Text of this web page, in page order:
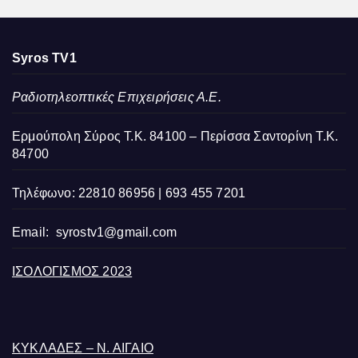
Syros TV1
Ραδιοτηλεοπτικές Επιχειρήσεις Α.Ε.
Ερμούπολη Σύρος Τ.Κ. 84100 – Περίσσα Σαντορίνη Τ.Κ.
84700
Τηλέφωνο: 22810 86956 | 693 455 7201
Email: syrostv1@gmail.com
ΙΣΟΛΟΓΙΣΜΟΣ 2023
ΚΥΚΛΑΔΕΣ – Ν. ΑΙΓΑΙΟ